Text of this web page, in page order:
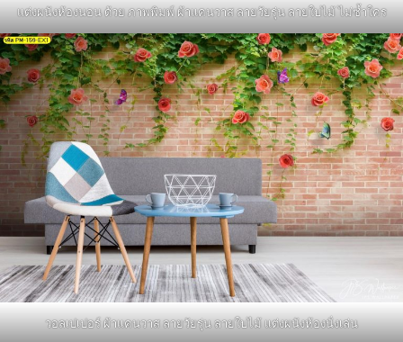
แต่งผนังห้องนอน ด้วย ภาพพิมพ์ ผ้าแคนวาส ลายวัยรุ่น ลายใบไม้ ไม่ซ้ำใคร
วอลเปเปอร์ ผ้าแคนวาส ลายวัยรุ่น ลายใบไม้ แต่งผนังห้องนั่งเล่น